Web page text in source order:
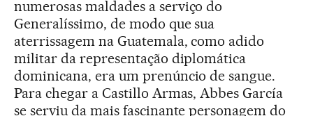
numerosas maldades a serviço do
Generalíssimo, de modo que sua
aterrissagem na Guatemala, como adido
militar da representação diplomática
dominicana, era um prenúncio de sangue.
Para chegar a Castillo Armas, Abbes García
se serviu da mais fascinante personagem do